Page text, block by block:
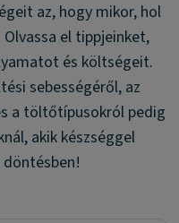
az, hogy mikor, hol
el tippjeinket,
és költségeit.
sebességéről, az
a töltőtípusokról pedig
akik készséggel